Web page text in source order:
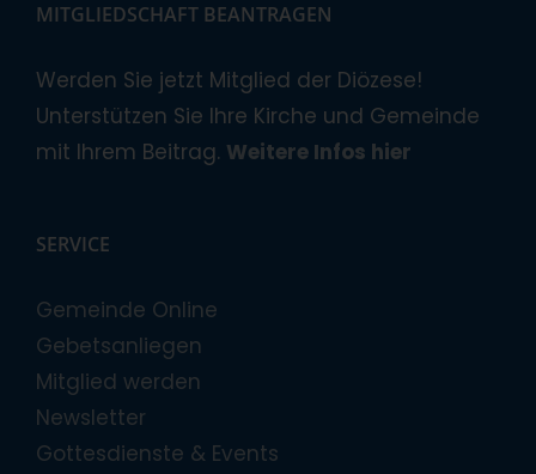
MITGLIEDSCHAFT BEANTRAGEN
Werden Sie jetzt Mitglied der Diözese!
Unterstützen Sie Ihre Kirche und Gemeinde
mit Ihrem Beitrag. Weitere Infos hier
SERVICE
Gemeinde Online
Gebetsanliegen
Mitglied werden
Newsletter
Gottesdienste & Events